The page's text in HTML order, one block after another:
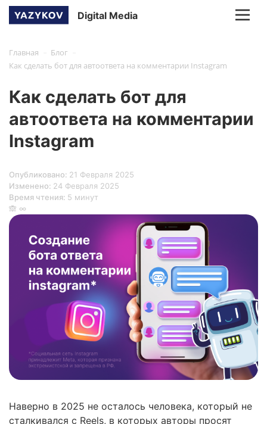
Digital Media
Главная Блог
Как сделать бот для автоответа на комментарии Instagram
Как сделать бот для
автоответа на комментарии
Instagram
Опубликовано: 21 Февраля 2025
Изменено: 24 Февраля 2025
Время чтения: 5 минут
🙈 ∞
Наверно в 2025 не осталось человека, который не
сталкивался с Reels, в которых авторы просят